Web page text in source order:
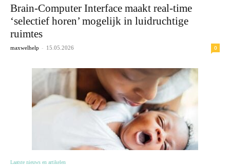
Brain-Computer Interface maakt real-time
‘selectief horen’ mogelijk in luidruchtige
ruimtes
maxwelhelp - 15.05.2026 0
Laatste nieuws en artikelen